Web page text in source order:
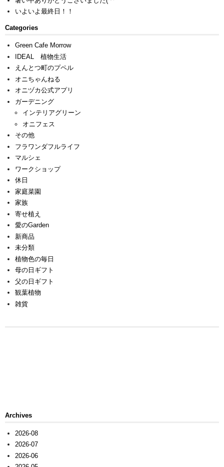
いよいよ最終日！！
Categories
Green Cafe Morrow
IDEAL 植物生活
えんとつ町のプペル
オニちゃんねる
オニヅカ公式アプリ
ガーデニング
インテリアグリーン
オニフェス
その他
フラワンダフルライフ
マルシェ
ワークショップ
休日
家庭菜園
家族
寄せ植え
愛のGarden
新商品
未分類
植物色の毎日
母の日ギフト
父の日ギフト
観葉植物
雑貨
Archives
2026-08
2026-07
2026-06